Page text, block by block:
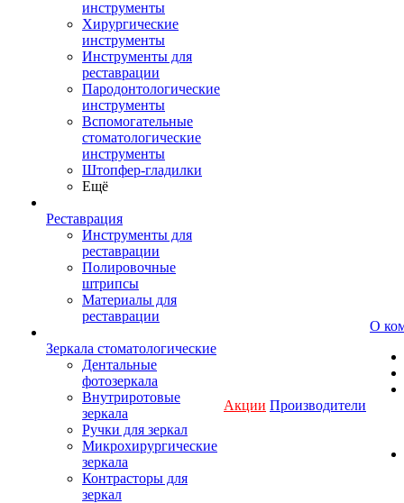
инструменты
Хирургические
инструменты
Инструменты для
реставрации
Пародонтологические
инструменты
Вспомогательные
стоматологические
инструменты
Штопфер-гладилки
Ещё
Реставрация
Инструменты для
реставрации
Полировочные
штрипсы
Материалы для
реставрации
Зеркала стоматологические
Дентальные
фотозеркала
Внутриротовые
зеркала
Ручки для зеркал
Микрохирургические
зеркала
Контрасторы для
зеркал
Акции Производители
О